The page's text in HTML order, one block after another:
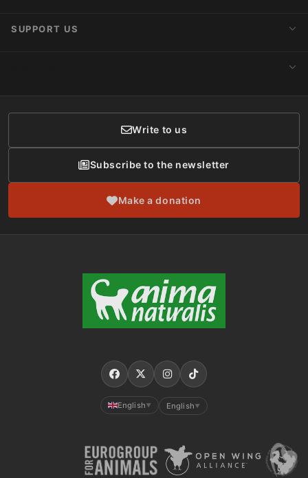
SUPPORT US
Donor Care
Write to us
Subscribe to the newsletter
Make a donation
English ▼ English ▼